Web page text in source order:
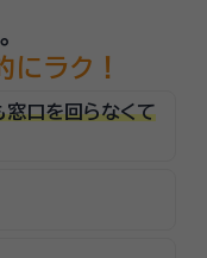
。
にラク！
窓口を回らなくて